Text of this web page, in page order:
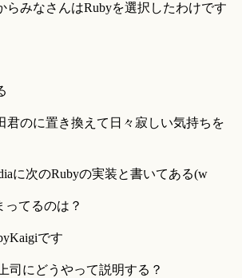
らみなさんはRubyを選択したわけです
君のに置き換えて日々寂しい気持ちを
に次のRubyの実装と書いてある(w
ってるのは？
です
司にどうやって説明する？